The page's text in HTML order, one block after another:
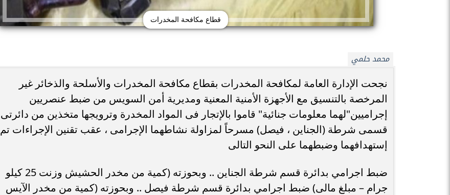
قطاع مكافحة المخدرات
محمد حلمي
نجحت الإدارة العامة لمكافحة المخدرات بقطاع مكافحة المخدرات والأسلحة والذخائر غير
المرخصة بالتنسيق مع الأجهزة الأمنية المعنية ومديرية أمن السويس من ضبط عنصريين
إجراميين"لهما معلومات جنائية" قاموا بالإتجار فى المواد المخدرة وترويجها متخذين من دائرتى
قسمى شرطة (الجناين ، فيصل) مسرحاً لمزاولة نشاطهما الإجرامى ، عقب تقنين الإجراءات تم
إستهدافهما وضبطهما على النحو التالى
ضبط اجرامي بدائرة قسم شرطة الجناين .. وبحوزته (كمية من مخدر الحشيش وزنت 25 كيلو
جرام – مبلغ مالى) ضبط اجرامي بدائرة قسم شرطة فيصل .. وبحوزته (كمية من مخدر الآيس